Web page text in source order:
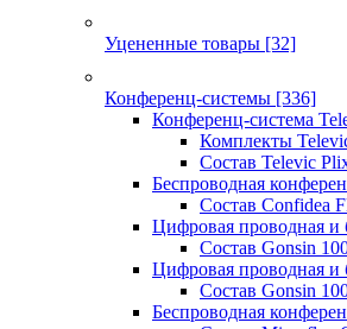
Уцененные товары [32]
Конференц-системы [336]
Конференц-система
Комплекты
Состав Televic
Беспроводная
Состав Confidea
Цифровая проводная и
Состав Gonsin
Цифровая проводная и
Состав Gonsin
Беспроводная